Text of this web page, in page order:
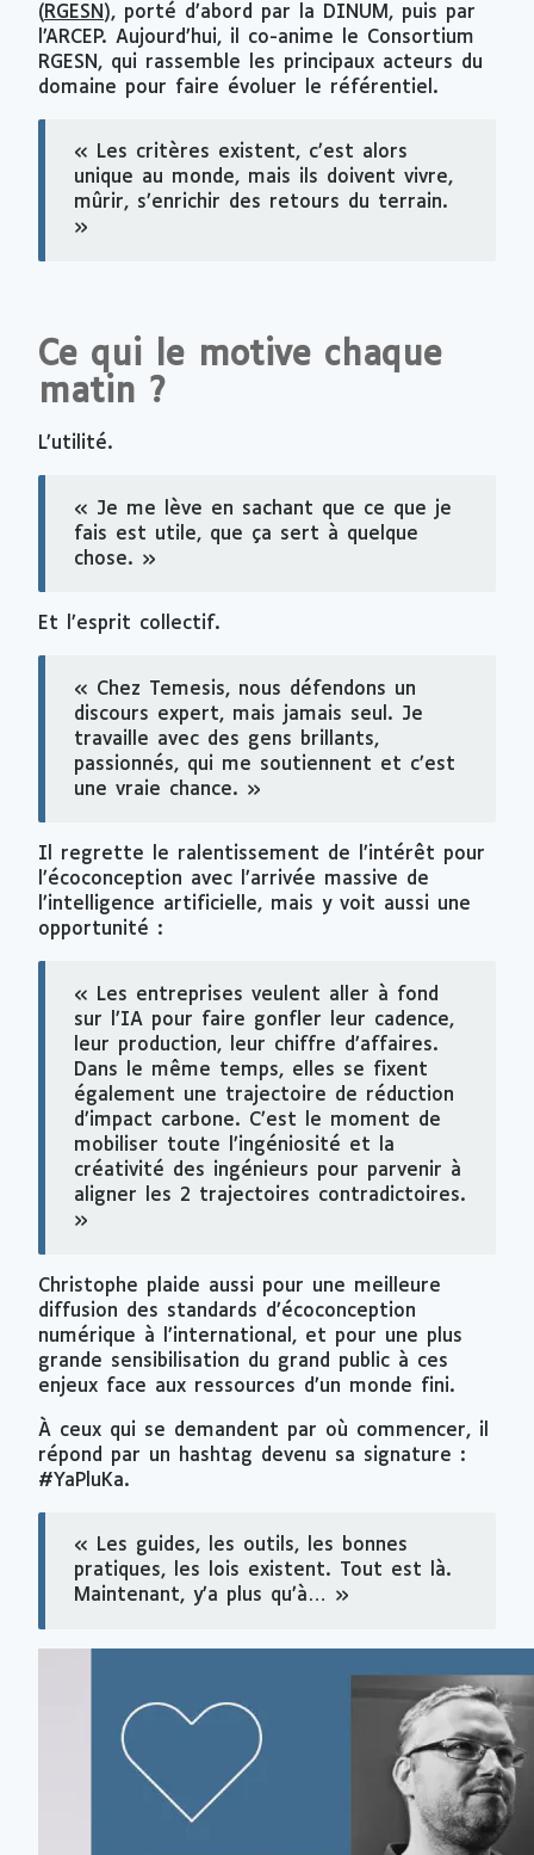
(RGESN), porté d’abord par la DINUM, puis par
l’ARCEP. Aujourd’hui, il co-anime le Consortium
RGESN, qui rassemble les principaux acteurs du
domaine pour faire évoluer le référentiel.
« Les critères existent, c’est alors
unique au monde, mais ils doivent vivre,
mûrir, s’enrichir des retours du terrain.
»
Ce qui le motive chaque
matin ?
L’utilité.
« Je me lève en sachant que ce que je
fais est utile, que ça sert à quelque
chose. »
Et l’esprit collectif.
« Chez Temesis, nous défendons un
discours expert, mais jamais seul. Je
travaille avec des gens brillants,
passionnés, qui me soutiennent et c’est
une vraie chance. »
Il regrette le ralentissement de l’intérêt pour
l’écoconception avec l’arrivée massive de
l’intelligence artificielle, mais y voit aussi une
opportunité :
« Les entreprises veulent aller à fond
sur l’IA pour faire gonfler leur cadence,
leur production, leur chiffre d’affaires.
Dans le même temps, elles se fixent
également une trajectoire de réduction
d’impact carbone. C’est le moment de
mobiliser toute l’ingéniosité et la
créativité des ingénieurs pour parvenir à
aligner les 2 trajectoires contradictoires.
»
Christophe plaide aussi pour une meilleure
diffusion des standards d’écoconception
numérique à l’international, et pour une plus
grande sensibilisation du grand public à ces
enjeux face aux ressources d’un monde fini.
À ceux qui se demandent par où commencer, il
répond par un hashtag devenu sa signature :
#YaPluKa.
« Les guides, les outils, les bonnes
pratiques, les lois existent. Tout est là.
Maintenant, y’a plus qu’à… »